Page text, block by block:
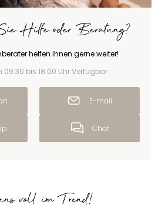
Hilfe oder Beratung?
helfen Ihnen gerne weiter!
09:30 bis 18:00 Uhr Verfügbar
E-mail
Chat
voll im Trend!